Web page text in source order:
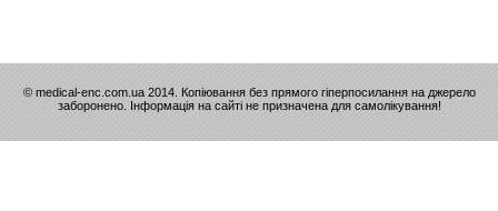
© medical-enc.com.ua 2014. Копіювання без прямого гіперпосилання на джерело
заборонено. Інформація на сайті не призначена для самолікування!